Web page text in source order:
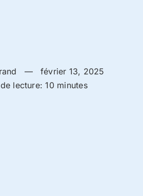
—
février 13, 2025
lecture: 10 minutes